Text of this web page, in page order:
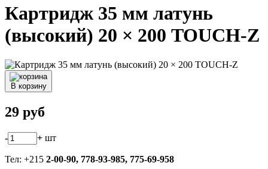
Картридж 35 мм латунь
(высокий) 20 × 200 TOUCH-Z
В корзину
29 руб
- + шт
Тел: +215 2-00-90, 778-93-985, 775-69-958